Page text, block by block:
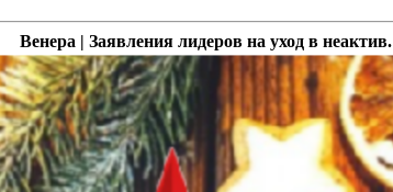
Венера | Заявления лидеров на уход в неактив.